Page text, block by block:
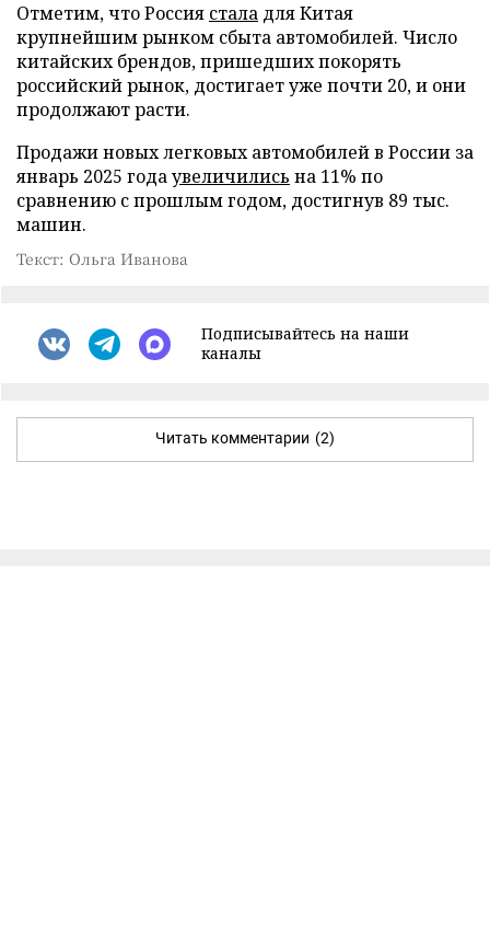
Отметим, что Россия стала для Китая
крупнейшим рынком сбыта автомобилей. Число
китайских брендов, пришедших покорять
российский рынок, достигает уже почти 20, и они
продолжают расти.
Продажи новых легковых автомобилей в России за
январь 2025 годаувеличились на 11% по
сравнению с прошлым годом, достигнув 89 тыс.
машин.
Текст: Ольга Иванова
Подписывайтесь на наши
каналы
Читать комментарии (2)